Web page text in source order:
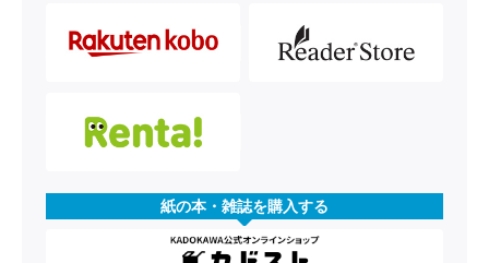
紙の本・雑誌を購入する